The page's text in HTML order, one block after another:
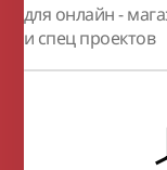
для онлайн -
и спец проектов